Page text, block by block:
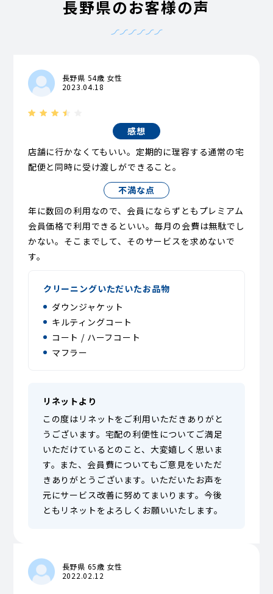
長野県のお客様の声
長野県 54歳 女性
2023.04.18
感想
店舗に行かなくてもいい。定期的に理容する通常の宅
配便と同時に受け渡しができること。
不満な点
年に数回の利用なので、会員にならずともプレミアム
会員価格で利用できるといい。毎月の会費は無駄でし
かない。そこまでして、そのサービスを求めないで
す。
クリーニングいただいたお品物
ダウンジャケット
キルティングコート
コート / ハーフコート
マフラー
リネットより
この度はリネットをご利用いただきありがと
うございます。宅配の利便性についてご満足
いただけているとのこと、大変嬉しく思いま
す。また、会員費についてもご意見をいただ
きありがとうございます。いただいたお声を
元にサービス改善に努めてまいります。今後
ともリネットをよろしくお願いいたします。
長野県 65歳 女性
2022.02.12